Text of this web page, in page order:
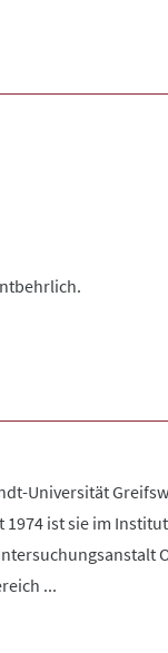
Universität
ist sie im
...